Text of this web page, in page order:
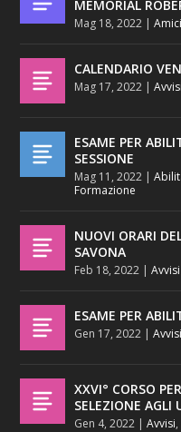
MEMORIAL
Mag 18, 2022 |
CALENDARIO
Mag 17, 2022 |Avvisi
ESAME PER
SESSIONE
Mag 11, 2022 |
Formazione
NUOVI ORARI
SAVONA
Feb 18, 2022 |Avvisi
ESAME PER
Gen 17, 2022 |Avvisi
XXVI° CORSO
SELEZIONE AGLI
Gen 4, 2022 |Avvisi,